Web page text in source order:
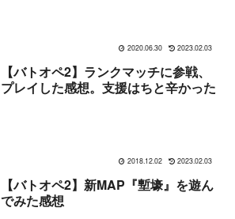
2020.06.30 2023.02.03
【バトオペ2】ランクマッチに参戦、
プレイした感想。支援はちと辛かった
2018.12.02 2023.02.03
【バトオペ2】新MAP『塹壕』を遊ん
でみた感想